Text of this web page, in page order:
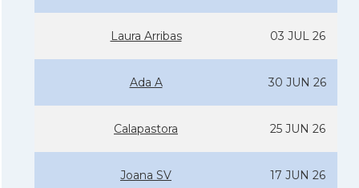
Laura Arribas 03 JUL 26
Ada A 30 JUN 26
Calapastora 25 JUN 26
Joana SV 17 JUN 26